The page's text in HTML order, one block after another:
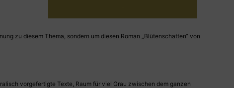
zu diesem Thema, sondern um diesen Roman „Blütenschatten“ von
vorgefertigte Texte, Raum für viel Grau zwischen dem ganzen